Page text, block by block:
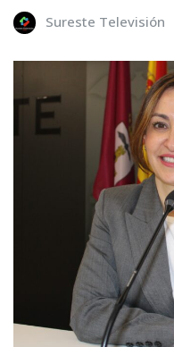
Sureste Televisión